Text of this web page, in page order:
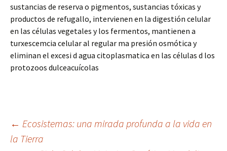
sustancias de reserva o pigmentos, sustancias tóxicas y
productos de refugallo, intervienen en la digestión celular
en las células vegetales y los fermentos, mantienen a
turxescemcia celular al regular ma presión osmótica y
eliminan el excesi d agua citoplasmatica en las células d los
protozoos dulceacuícolas
Navegación
← Ecosistemas: una mirada profunda a la vida en
la Tierra